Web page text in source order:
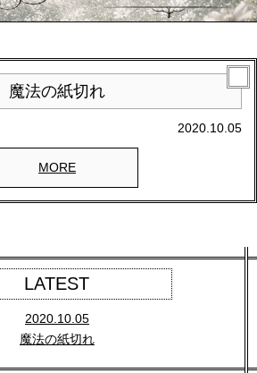
魔法の紙切れ
2020.10.05
MORE
LATEST
2020.10.05
魔法の紙切れ